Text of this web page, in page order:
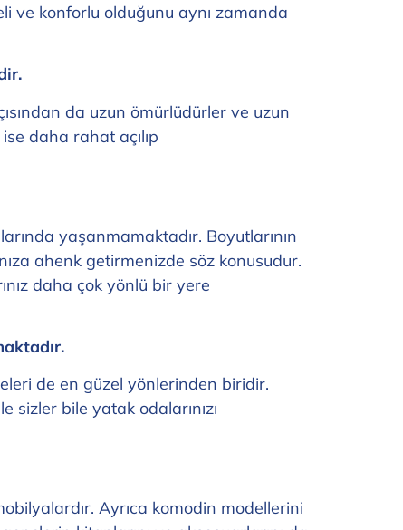
ve konforlu olduğunu aynı zamanda
da uzun ömürlüdürler ve uzun
daha rahat açılıp
yaşanmamaktadır. Boyutlarının
ahenk getirmenizde söz konusudur.
daha çok yönlü bir yere
de en güzel yönlerinden biridir.
sizler bile yatak odalarınızı
Ayrıca komodin modellerini